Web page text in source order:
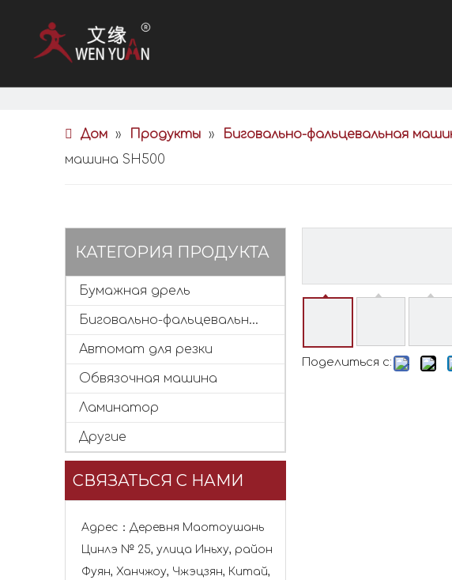
Дом » Продукты » Биговально-фальцевальная
машина SH500
КАТЕГОРИЯ ПРОДУКТА
Бумажная дрель
Биговально-фальцевальная машина
Автомат для резки
Обвязочная машина
Ламинатор
Другие
СВЯЗАТЬСЯ С НАМИ
Адрес：Деревня Маотоушань
Цинлэ № 25, улица Иньху, район
Фуян, Ханчжоу, Чжэцзян, Китай,
Поделиться с: